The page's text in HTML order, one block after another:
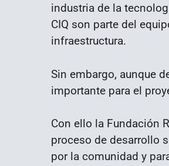
industria de la
CIQ son parte del
infraestructura.
Sin embargo, aunque
importante para el
Con ello la Fundación
proceso de desarrollo
por la comunidad y